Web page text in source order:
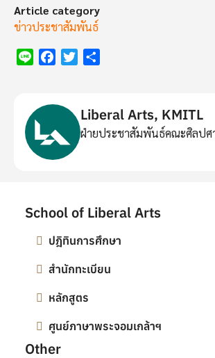
Article category
ข่าวประชาสัมพันธ์
Line
FacebookTwitter
Liberal Arts, KMITL
ฝ่ายประชาสัมพันธ์คณะศิลปศ
School of Liberal Arts
ปฎิทินการศึกษา
สำนักทะเบียน
หลักสูตร
ศูนย์ภาษาพระจอมเกล้าฯ
Other